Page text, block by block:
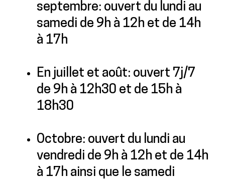
septembre: ouvert du lundi au
samedi de 9h à 12h et de 14h
à 17h
En juillet et août: ouvert 7j/7
de 9h à 12h30 et de 15h à
18h30
Octobre: ouvert du lundi au
vendredi de 9h à 12h et de 14h
à 17h ainsi que le samedi